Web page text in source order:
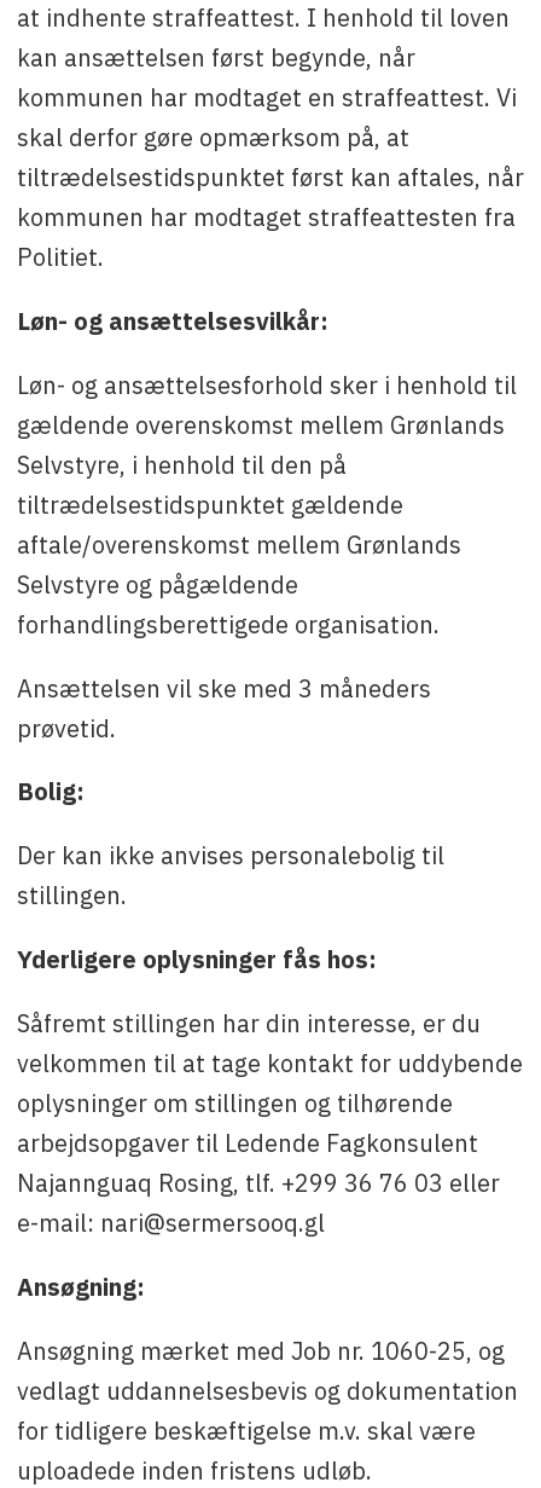
at indhente straffeattest. I henhold til loven
kan ansættelsen først begynde, når
kommunen har modtaget en straffeattest. Vi
skal derfor gøre opmærksom på, at
tiltrædelsestidspunktet først kan aftales, når
kommunen har modtaget straffeattesten fra
Politiet.
Løn- og ansættelsesvilkår:
Løn- og ansættelsesforhold sker i henhold til
gældende overenskomst mellem Grønlands
Selvstyre, i henhold til den på
tiltrædelsestidspunktet gældende
aftale/overenskomst mellem Grønlands
Selvstyre og pågældende
forhandlingsberettigede organisation.
Ansættelsen vil ske med 3 måneders
prøvetid.
Bolig:
Der kan ikke anvises personalebolig til
stillingen.
Yderligere oplysninger fås hos:
Såfremt stillingen har din interesse, er du
velkommen til at tage kontakt for uddybende
oplysninger om stillingen og tilhørende
arbejdsopgaver til Ledende Fagkonsulent
Najannguaq Rosing, tlf. +299 36 76 03 eller
e-mail: nari@sermersooq.gl
Ansøgning:
Ansøgning mærket med Job nr. 1060-25, og
vedlagt uddannelsesbevis og dokumentation
for tidligere beskæftigelse m.v. skal være
uploadede inden fristens udløb.